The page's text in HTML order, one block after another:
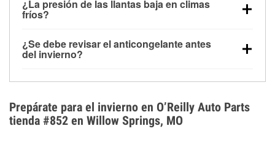
arranque.
la congelación y ayuda a disolver la sal y la nieve
derretida en la carretera para mejorar la visibilidad.
¿La presión de las llantas baja en climas
fríos?
alrededor de 1 PSI por cada 10 °F que baja la
temperatura. Puedes obtener más información sobre
¿Se debe revisar el anticongelante antes
del invierno?
el sobrecalentamiento en condiciones de frío
extremo. Aprende cómo comprobar la protección
anticongelante en nuestra sección How-To.
Prepárate para el invierno en O’Reilly Auto Parts
tienda #852 en Willow Springs, MO